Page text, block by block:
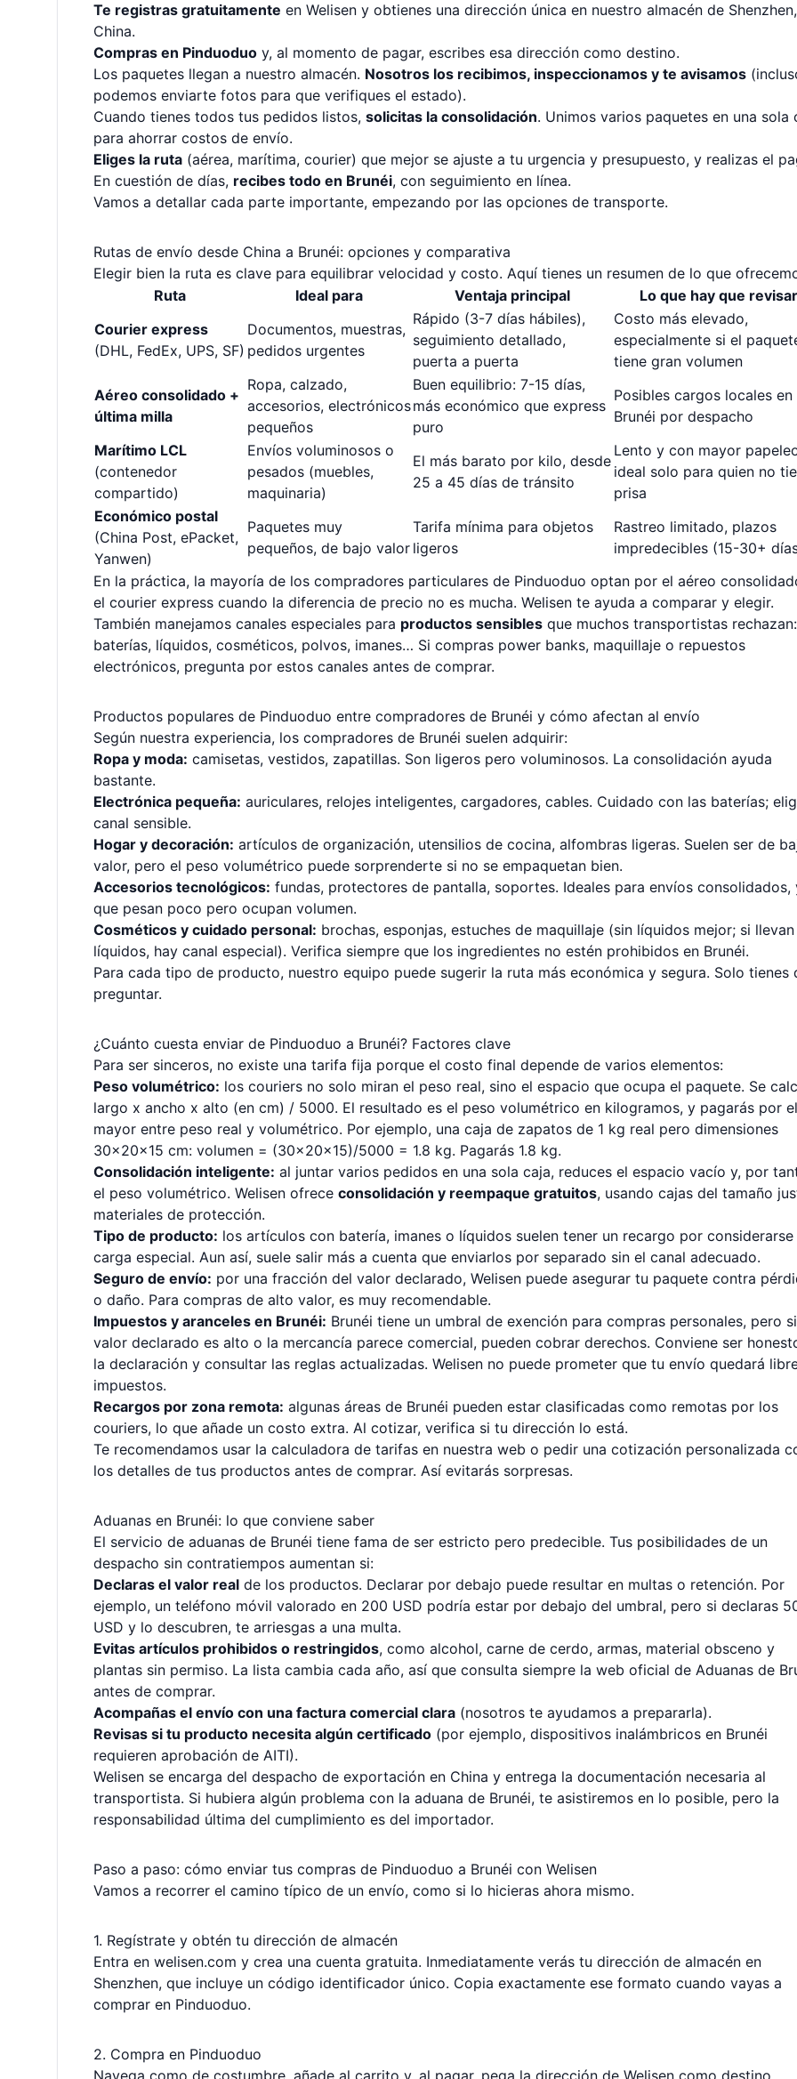
Te registras gratuitamente en Welisen y obtienes una dirección única en nuestro almacén de Shenzhen,
China.
Compras en Pinduoduo y, al momento de pagar, escribes esa dirección como destino.
Los paquetes llegan a nuestro almacén. Nosotros los recibimos, inspeccionamos y te avisamos
podemos enviarte fotos para que verifiques el estado).
Cuando tienes todos tus pedidos listos, solicitas la consolidación. Unimos varios paquetes en una sola
para ahorrar costos de envío.
Eliges la ruta (aérea, marítima, courier) que mejor se ajuste a tu urgencia y presupuesto, y realizas el
En cuestión de días, recibes todo en Brunéi, con seguimiento en línea.
Vamos a detallar cada parte importante, empezando por las opciones de transporte.
Rutas de envío desde China a Brunéi: opciones y comparativa
Elegir bien la ruta es clave para equilibrar velocidad y costo. Aquí tienes un resumen de lo que
Ruta
Ideal para Ventaja principal
Lo que hay que revisar
Courier express
(DHL, FedEx, UPS, SF)
Documentos, muestras,
pedidos urgentes
Rápido (3-7 días hábiles),
seguimiento detallado,
puerta a puerta
Costo más elevado,
especialmente si el
tiene gran volumen
Aéreo consolidado +
última milla
Ropa, calzado,
accesorios, electrónicos
pequeños
Buen equilibrio: 7-15 días,
más económico que express
puro
Posibles cargos locales en
Brunéi por despacho
Marítimo LCL
(contenedor
compartido)
Envíos voluminosos o
pesados (muebles,
maquinaria)
El más barato por kilo, desde
25 a 45 días de tránsito
Lento y con mayor
ideal solo para quien no
prisa
Económico postal
(China Post, ePacket,
Yanwen)
Paquetes muy
pequeños, de bajo valor
Tarifa mínima para objetos
ligeros
Rastreo limitado, plazos
impredecibles (15-30+
En la práctica, la mayoría de los compradores particulares de Pinduoduo optan por el aéreo
el courier express cuando la diferencia de precio no es mucha. Welisen te ayuda a comparar y elegir.
También manejamos canales especiales para productos sensibles que muchos transportistas rechazan:
baterías, líquidos, cosméticos, polvos, imanes… Si compras power banks, maquillaje o repuestos
electrónicos, pregunta por estos canales antes de comprar.
Productos populares de Pinduoduo entre compradores de Brunéi y cómo afectan al envío
Según nuestra experiencia, los compradores de Brunéi suelen adquirir:
Ropa y moda: camisetas, vestidos, zapatillas. Son ligeros pero voluminosos. La consolidación ayuda
bastante.
Electrónica pequeña: auriculares, relojes inteligentes, cargadores, cables. Cuidado con las baterías;
canal sensible.
Hogar y decoración: artículos de organización, utensilios de cocina, alfombras ligeras. Suelen ser de
valor, pero el peso volumétrico puede sorprenderte si no se empaquetan bien.
Accesorios tecnológicos: fundas, protectores de pantalla, soportes. Ideales para envíos consolidados,
que pesan poco pero ocupan volumen.
Cosméticos y cuidado personal: brochas, esponjas, estuches de maquillaje (sin líquidos mejor; si llevan
líquidos, hay canal especial). Verifica siempre que los ingredientes no estén prohibidos en Brunéi.
Para cada tipo de producto, nuestro equipo puede sugerir la ruta más económica y segura. Solo tienes
preguntar.
¿Cuánto cuesta enviar de Pinduoduo a Brunéi? Factores clave
Para ser sinceros, no existe una tarifa fija porque el costo final depende de varios elementos:
Peso volumétrico: los couriers no solo miran el peso real, sino el espacio que ocupa el paquete. Se
largo x ancho x alto (en cm) / 5000. El resultado es el peso volumétrico en kilogramos, y pagarás por el
mayor entre peso real y volumétrico. Por ejemplo, una caja de zapatos de 1 kg real pero dimensiones
30x20x15 cm: volumen = (30x20x15)/5000 = 1.8 kg. Pagarás 1.8 kg.
Consolidación inteligente: al juntar varios pedidos en una sola caja, reduces el espacio vacío y, por
el peso volumétrico. Welisen ofrece consolidación y reempaque gratuitos, usando cajas del tamaño
materiales de protección.
Tipo de producto: los artículos con batería, imanes o líquidos suelen tener un recargo por considerarse
carga especial. Aun así, suele salir más a cuenta que enviarlos por separado sin el canal adecuado.
Seguro de envío: por una fracción del valor declarado, Welisen puede asegurar tu paquete contra
o daño. Para compras de alto valor, es muy recomendable.
Impuestos y aranceles en Brunéi: Brunéi tiene un umbral de exención para compras personales, pero
valor declarado es alto o la mercancía parece comercial, pueden cobrar derechos. Conviene ser
la declaración y consultar las reglas actualizadas. Welisen no puede prometer que tu envío quedará
impuestos.
Recargos por zona remota: algunas áreas de Brunéi pueden estar clasificadas como remotas por los
couriers, lo que añade un costo extra. Al cotizar, verifica si tu dirección lo está.
Te recomendamos usar la calculadora de tarifas en nuestra web o pedir una cotización personalizada
los detalles de tus productos antes de comprar. Así evitarás sorpresas.
Aduanas en Brunéi: lo que conviene saber
El servicio de aduanas de Brunéi tiene fama de ser estricto pero predecible. Tus posibilidades de un
despacho sin contratiempos aumentan si:
Declaras el valor real de los productos. Declarar por debajo puede resultar en multas o retención. Por
ejemplo, un teléfono móvil valorado en 200 USD podría estar por debajo del umbral, pero si declaras
USD y lo descubren, te arriesgas a una multa.
Evitas artículos prohibidos o restringidos, como alcohol, carne de cerdo, armas, material obsceno y
plantas sin permiso. La lista cambia cada año, así que consulta siempre la web oficial de Aduanas de
antes de comprar.
Acompañas el envío con una factura comercial clara (nosotros te ayudamos a prepararla).
Revisas si tu producto necesita algún certificado (por ejemplo, dispositivos inalámbricos en Brunéi
requieren aprobación de AITI).
Welisen se encarga del despacho de exportación en China y entrega la documentación necesaria al
transportista. Si hubiera algún problema con la aduana de Brunéi, te asistiremos en lo posible, pero la
responsabilidad última del cumplimiento es del importador.
Paso a paso: cómo enviar tus compras de Pinduoduo a Brunéi con Welisen
Vamos a recorrer el camino típico de un envío, como si lo hicieras ahora mismo.
1. Regístrate y obtén tu dirección de almacén
Entra en welisen.com y crea una cuenta gratuita. Inmediatamente verás tu dirección de almacén en
Shenzhen, que incluye un código identificador único. Copia exactamente ese formato cuando vayas a
comprar en Pinduoduo.
2. Compra en Pinduoduo
Navega como de costumbre, añade al carrito y, al pagar, pega la dirección de Welisen como destino.